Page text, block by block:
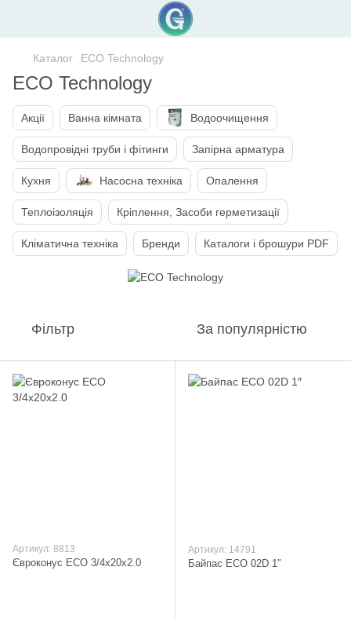
Каталог ECO Technology
ECO Technology
Акції Ванна кімната Водоочищення
Водопровідні труби і фітинги Запірна арматура
Кухня Насосна техніка Опалення
Теплоізоляція Кріплення, Засоби герметизації
Кліматична техніка Бренди Каталоги і брошури PDF
Фільтр За популярністю
Артикул: 8813
Євроконус ECO 3/4х20х2.0
Артикул: 14791
Байпас ECO 02D 1″